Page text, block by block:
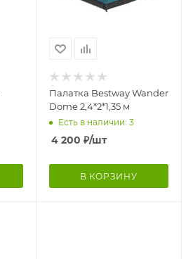
Палатка Bestway Wander
Dome 2,4*2*1,35 м
Есть в наличии: 3
4 200 ₽/шт
В КОРЗИНУ